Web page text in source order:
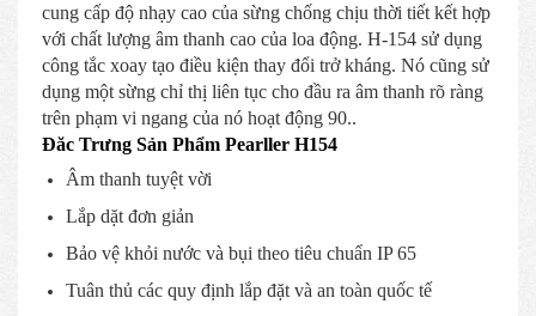
cung cấp độ nhạy cao của sừng chống chịu thời tiết kết hợp
với chất lượng âm thanh cao của loa động. H-154 sử dụng
công tắc xoay tạo điều kiện thay đổi trở kháng. Nó cũng sử
dụng một sừng chỉ thị liên tục cho đầu ra âm thanh rõ ràng
trên phạm vi ngang của nó hoạt động 90..
Đăc Trưng Sản Phẩm Pearller H154
Âm thanh tuyệt vời
Lắp dặt đơn giản
Bảo vệ khỏi nước và bụi theo tiêu chuẩn IP 65
Tuân thủ các quy định lắp đặt và an toàn quốc tế